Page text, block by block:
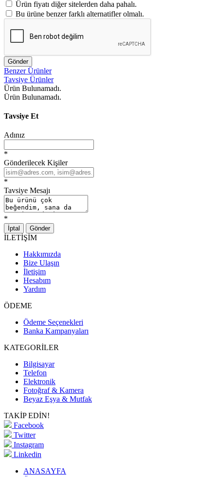
Ürün fiyatı diğer sitelerden daha pahalı.
Bu ürüne benzer farklı alternatifler olmalı.
Gönder
Benzer Ürünler
Tavsiye Ürünler
Ürün Bulunamadı.
Ürün Bulunamadı.
Tavsiye Et
Adınız
*
Gönderilecek Kişiler
*
Tavsiye Mesajı
*
İptal Gönder
İLETİŞİM
Hakkımızda
Bize Ulaşın
İletişim
Hesabım
Yardım
ÖDEME
Ödeme Seçenekleri
Banka Kampanyaları
KATEGORİLER
Bilgisayar
Telefon
Elektronik
Fotoğraf & Kamera
Beyaz Eşya & Mutfak
TAKİP EDİN!
Facebook
Twitter
Instagram
Linkedin
ANASAYFA